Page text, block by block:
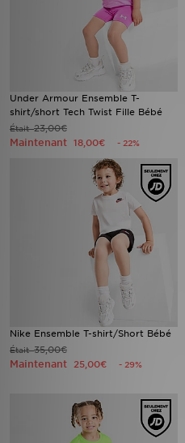
Under Armour Ensemble T-
shirt/short Tech Twist Fille Bébé
Était23,00€
Maintenant 18,00€ - 22%
Nike Ensemble T-shirt/Short Bébé
Était35,00€
Maintenant 25,00€ - 29%